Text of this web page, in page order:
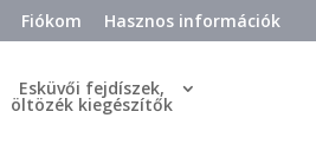
Fiókom Hasznos információk
Esküvői fejdíszek,
öltözék kiegészítők